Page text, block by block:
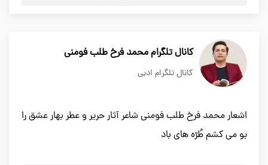
کانال تلگرام محمد فرخ طلب فومنی
کانال تلگرام ادبی
اشعار محمد فرخ طلب فومنی شاعر آثار حریر و عطر بهار عشق را
بو می کشم طُرّه های باد